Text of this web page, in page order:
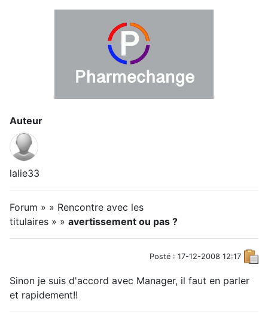
Auteur
lalie33
Forum » » Rencontre avec les
titulaires » » avertissement ou pas ?
Posté : 17-12-2008 12:17
Sinon je suis d'accord avec Manager, il faut en parler
et rapidement!!